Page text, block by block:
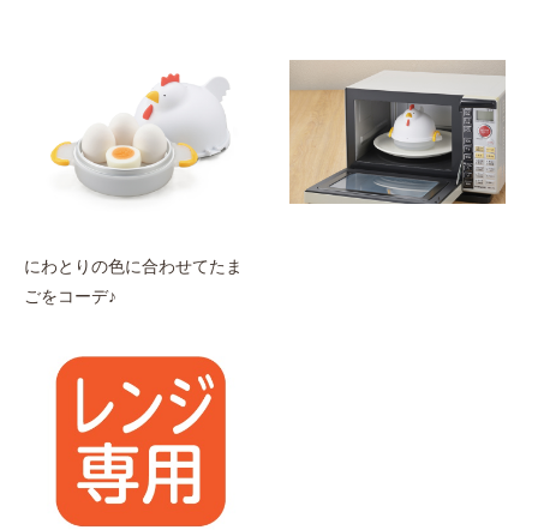
にわとりの色に合わせてたま
ごをコーデ♪